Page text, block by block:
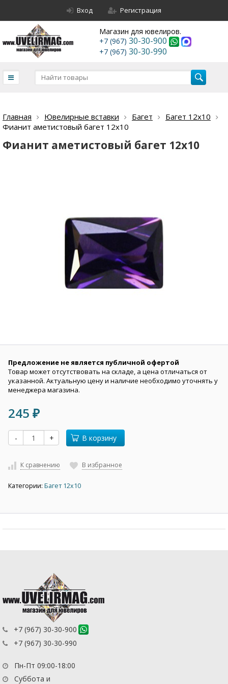
Вход Регистрация
Магазин для ювелиров.
+7 (967) 30-30-900
+7 (967) 30-30-990
Главная Ювелирные вставки Багет
Багет 12х10
Фианит аметистовый багет 12х10
Фианит аметистовый багет 12х10
Предложение не является публичной офертой
Товар может отсутствовать на складе, а цена отличаться от
указанной. Актуальную цену и наличие необходимо уточнять у
менеджера магазина.
245 ₽
- + В корзину
К сравнению В избранное
Категории: Багет 12х10
+7 (967) 30-30-900
+7 (967) 30-30-990
Пн-Пт 09:00-18:00
Суббота и